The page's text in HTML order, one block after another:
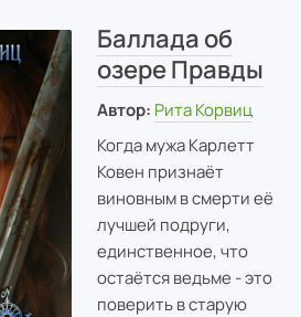
Баллада об
озере Правды
Автор: Рита Корвиц
Когда мужа Карлетт
Ковен признаёт
виновным в смерти её
лучшей подруги,
единственное, что
остаётся ведьме - это
поверить в старую